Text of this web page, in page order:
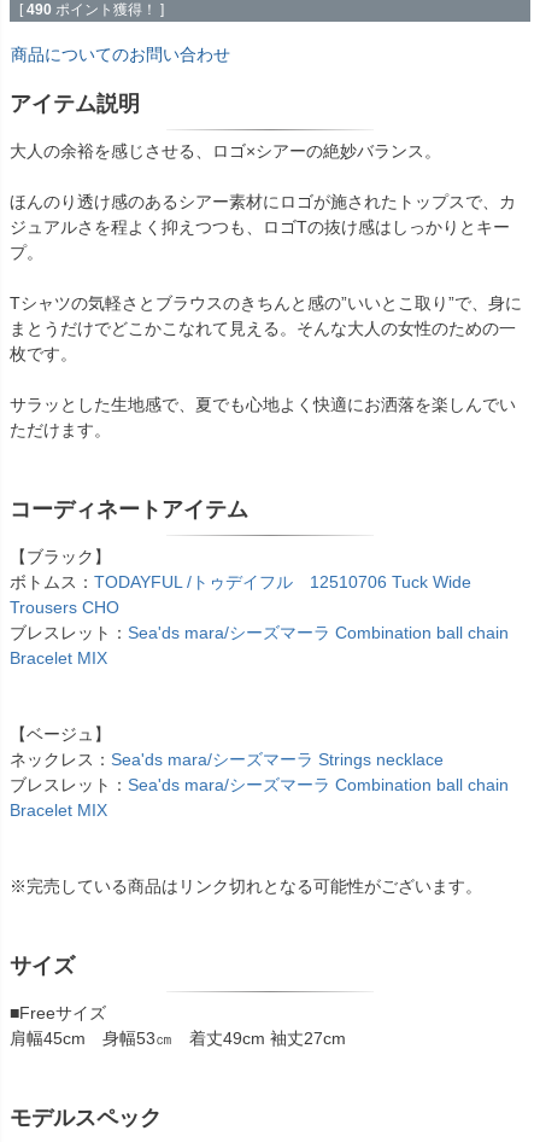
[ 490 ポイント獲得！ ]
商品についてのお問い合わせ
アイテム説明
大人の余裕を感じさせる、ロゴ×シアーの絶妙バランス。
ほんのり透け感のあるシアー素材にロゴが施されたトップスで、カ
ジュアルさを程よく抑えつつも、ロゴTの抜け感はしっかりとキー
プ。
Tシャツの気軽さとブラウスのきちんと感の”いいとこ取り”で、身に
まとうだけでどこかこなれて見える。そんな大人の女性のための一
枚です。
サラッとした生地感で、夏でも心地よく快適にお洒落を楽しんでい
ただけます。
コーディネートアイテム
【ブラック】
ボトムス： TODAYFUL /トゥデイフル 12510706 Tuck Wide
Trousers CHO
ブレスレット： Sea'ds mara/シーズマーラ Combination ball chain
Bracelet MIX
【ベージュ】
ネックレス： Sea'ds mara/シーズマーラ Strings necklace
ブレスレット： Sea'ds mara/シーズマーラ Combination ball chain
Bracelet MIX
※完売している商品はリンク切れとなる可能性がございます。
サイズ
■Freeサイズ
肩幅45cm 身幅53㎝ 着丈49cm 袖丈27cm
モデルスペック